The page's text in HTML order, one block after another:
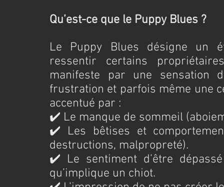
Qu’est-ce que le Puppy Blues ?
Le Puppy Blues désigne un
ressentir certains
manifeste par une sensation
frustration et parfois même une
accentué par :
✔️ Le manque de sommeil
✔️ Les bêtises et
destructions, malpropreté).
✔️ Le sentiment d’être
qu’implique un chiot.